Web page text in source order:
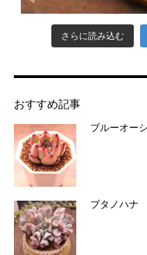
さらに読み込む
おすすめ記事
ブルーオー
ブタノハナ